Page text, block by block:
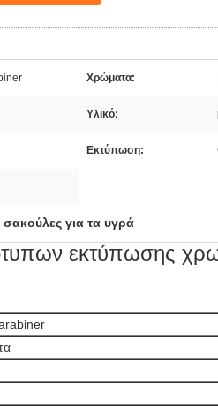
Χρώματα:
Υλικό:
Εκτύπωση:
σακούλες για τα υγρά
εκτύπωσης